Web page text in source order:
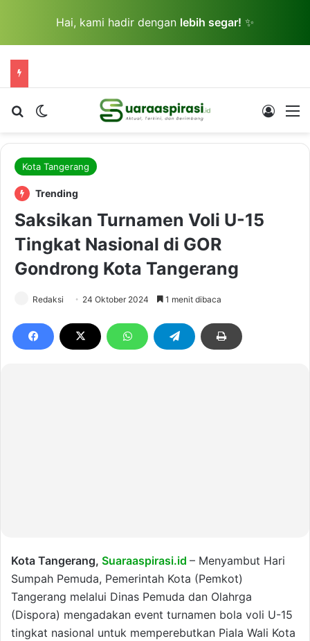
Hai, kami hadir dengan lebih segar! ✨
Cari berita...Switch skin Log In
Kota Tangerang
Trending
Saksikan Turnamen Voli U-15
Tingkat Nasional di GOR
Gondrong Kota Tangerang
Redaksi 24 Oktober 2024 1 menit dibaca
Kota Tangerang, Suaraaspirasi.id – Menyambut Hari
Sumpah Pemuda, Pemerintah Kota (Pemkot)
Tangerang melalui Dinas Pemuda dan Olahrga
(Dispora) mengadakan event turnamen bola voli U-15
tingkat nasional untuk memperebutkan Piala Wali Kota